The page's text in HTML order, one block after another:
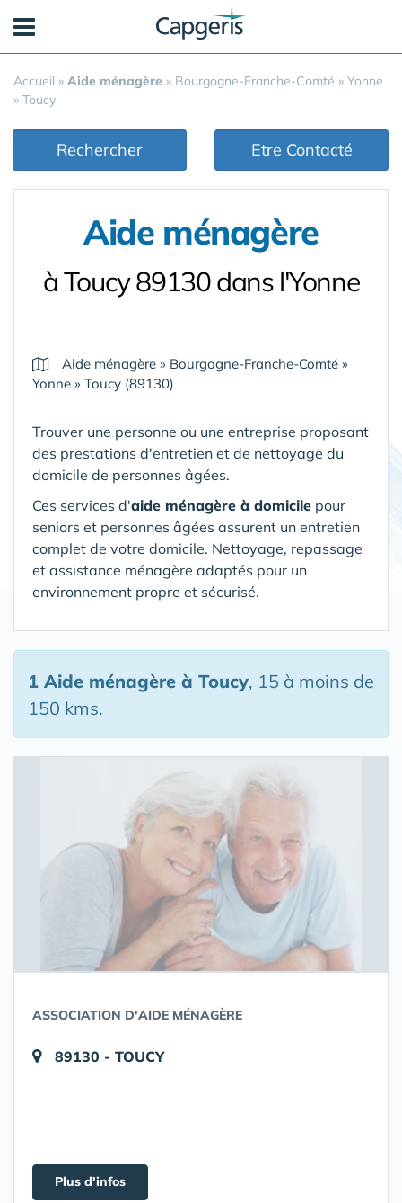
Accueil » Aide ménagère » Bourgogne-Franche-Comté » Yonne
» Toucy
Rechercher Etre Contacté
Aide ménagère
à Toucy 89130 dans l'Yonne
Aide ménagère » Bourgogne-Franche-Comté »
Yonne » Toucy (89130)
Trouver une personne ou une entreprise proposant
des prestations d'entretien et de nettoyage du
domicile de personnes âgées.
Ces services d'aide ménagère à domicile pour
seniors et personnes âgées assurent un entretien
complet de votre domicile. Nettoyage, repassage
et assistance ménagère adaptés pour un
environnement propre et sécurisé.
1 Aide ménagère à Toucy, 15 à moins de
150 kms.
ASSOCIATION D'AIDE MÉNAGÈRE
89130 - TOUCY
Plus d'infos